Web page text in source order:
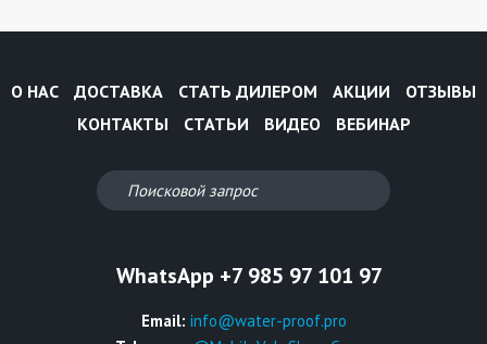
О НАС ДОСТАВКА СТАТЬ ДИЛЕРОМ АКЦИИ
ОТЗЫВЫ
КОНТАКТЫ
СТАТЬИ ВИДЕО ВЕБИНАР
WhatsApp +7 985 97 101 97
Email: info@water-proof.pro